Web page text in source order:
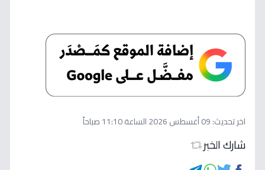
اخر تحديث:09 أغسطس 2026 الساعة 11:10 صباحاً
شارك الخبر